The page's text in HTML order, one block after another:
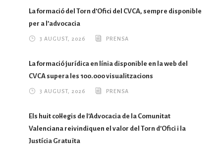
La formació del Torn d’Ofici del CVCA, sempre disponible
per a l’advocacia
3 AUGUST, 2026 PRENSA
La formació jurídica en línia disponible en la web del
CVCA supera les 100.000 visualitzacions
3 AUGUST, 2026 PRENSA
Els huit col·legis de l’Advocacia de la Comunitat
Valenciana reivindiquen el valor del Torn d’Ofici i la
Justícia Gratuïta